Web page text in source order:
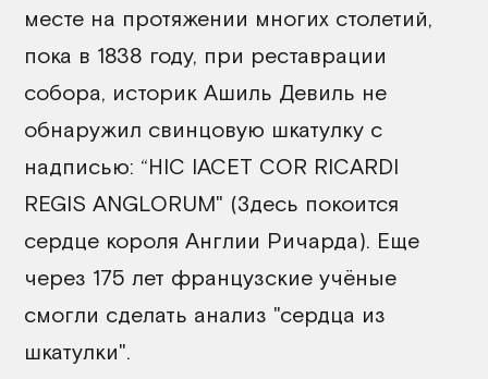
месте на протяжении многих столетий,
пока в 1838 году, при реставрации
собора, историк Ашиль Девиль не
обнаружил свинцовую шкатулку с
надписью: “HIC IACET COR RICARDI
REGIS ANGLORUM" (Здесь покоится
сердце короля Англии Ричарда). Еще
через 175 лет французские учёные
смогли сделать анализ "сердца из
шкатулки".